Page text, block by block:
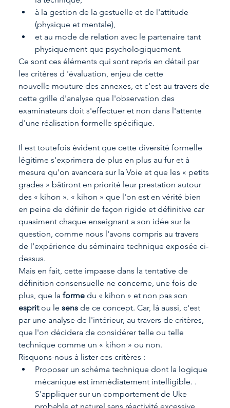
à la gestion de la gestuelle et de l'attitude
(physique et mentale),
et au mode de relation avec le partenaire tant
physiquement que psychologiquement.
Ce sont ces éléments qui sont repris en détail par
les critères d 'évaluation, enjeu de cette
nouvelle mouture des annexes, et c'est au travers de
cette grille d'analyse que l'observation des
examinateurs doit s'effectuer et non dans l'attente
d'une réalisation formelle spécifique.
Il est toutefois évident que cette diversité formelle
légitime s'exprimera de plus en plus au fur et à
mesure qu'on avancera sur la Voie et que les « petits
grades » bâtiront en priorité leur prestation autour
des « kihon ». « kihon » que l'on est en vérité bien
en peine de définir de façon rigide et définitive car
quasiment chaque enseignant a son idée sur la
question, comme nous l'avons compris au travers
de l'expérience du séminaire technique exposée ci-
dessus.
Mais en fait, cette impasse dans la tentative de
définition consensuelle ne concerne, une fois de
plus, que la forme du « kihon » et non pas son
esprit ou le sens de ce concept. Car, là aussi, c'est
par une analyse de l'intérieur, au travers de critères,
que l'on décidera de considérer telle ou telle
technique comme un « kihon » ou non.
Risquons-nous à lister ces critères :
Proposer un schéma technique dont la logique
mécanique est immédiatement intelligible. .
S'appliquer sur un comportement de Uke